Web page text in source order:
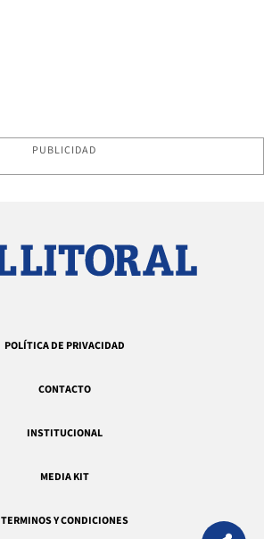
PUBLICIDAD
POLÍTICA DE PRIVACIDAD
CONTACTO
INSTITUCIONAL
MEDIA KIT
TERMINOS Y CONDICIONES